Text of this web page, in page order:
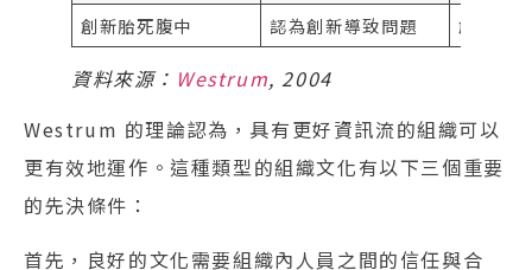
創新胎死腹中
認為創新導致問題 創新想
資料來源： Westrum, 2004
Westrum 的理論認為，具有更好資訊流的組織可以
更有效地運作。這種類型的組織文化有以下三個重要
的先決條件：
首先，良好的文化需要組織內人員之間的信任與合